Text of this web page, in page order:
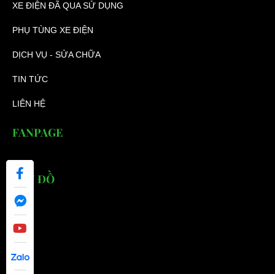
XE ĐIỆN ĐÃ QUA SỬ DỤNG
PHỤ TÙNG XE ĐIỆN
DỊCH VỤ - SỬA CHỮA
TIN TỨC
LIÊN HỆ
FANPAGE
BẢN ĐỒ